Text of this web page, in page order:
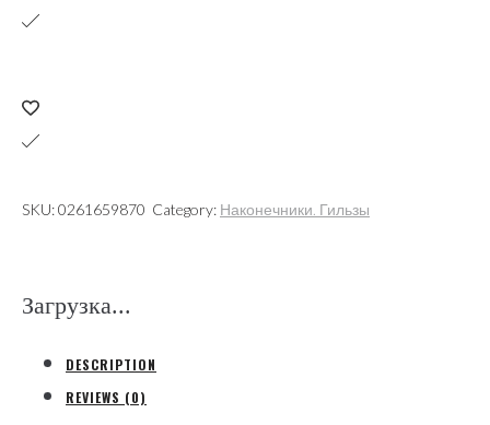
втулочный
изолированный
1
(ВМ
quantity
SKU:0261659870 Category: Наконечники. Гильзы
Загрузка...
DESCRIPTION
REVIEWS (0)